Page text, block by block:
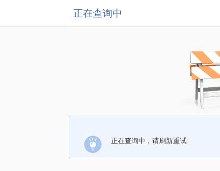
正在查询中
正在查询中，请刷新重试